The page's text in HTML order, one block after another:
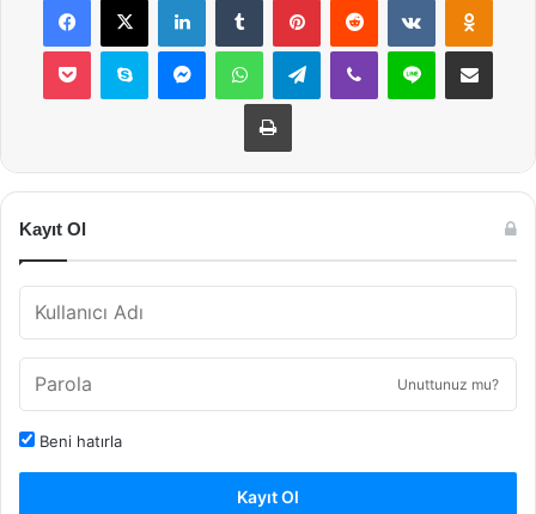
Pocket Skype MessengerWhatsAppTelegramViber Line E-Posta ile
Yazdır
Kayıt Ol
Unuttunuz mu?
Beni hatırla
Kayıt Ol